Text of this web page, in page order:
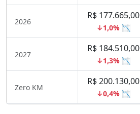
2026
R$ 177.665,00
↓1,0% 📉
2027
R$ 184.510,00
↓1,3% 📉
Zero KM
R$ 200.130,00
↓0,4% 📉